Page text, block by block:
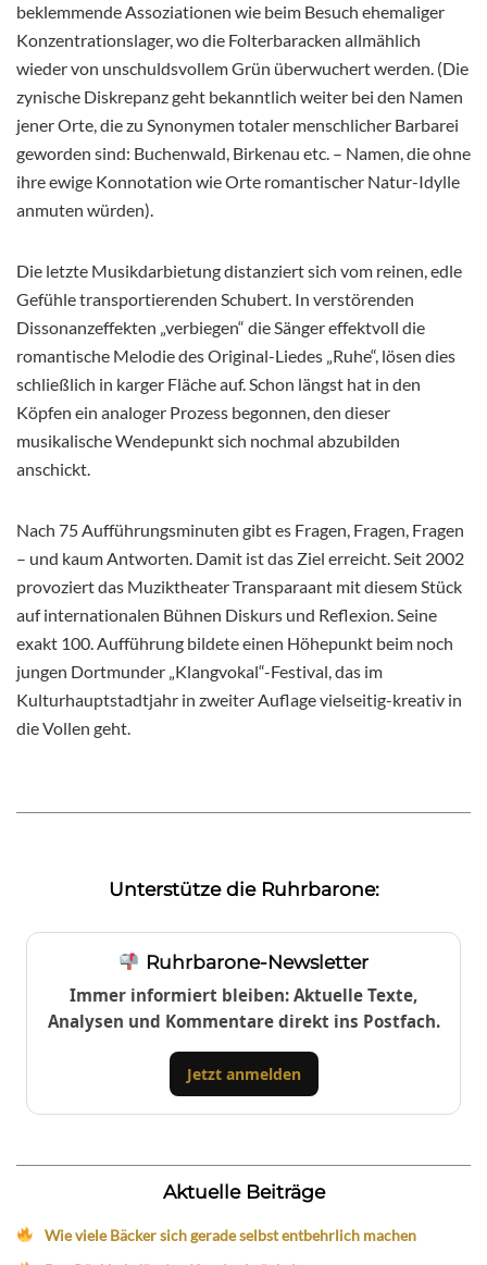
beklemmende Assoziationen wie beim Besuch ehemaliger
Konzentrationslager, wo die Folterbaracken allmählich
wieder von unschuldsvollem Grün überwuchert werden. (Die
zynische Diskrepanz geht bekanntlich weiter bei den Namen
jener Orte, die zu Synonymen totaler menschlicher Barbarei
geworden sind: Buchenwald, Birkenau etc. – Namen, die ohne
ihre ewige Konnotation wie Orte romantischer Natur-Idylle
anmuten würden).
Die letzte Musikdarbietung distanziert sich vom reinen, edle
Gefühle transportierenden Schubert. In verstörenden
Dissonanzeffekten „verbiegen“ die Sänger effektvoll die
romantische Melodie des Original-Liedes „Ruhe“, lösen dies
schließlich in karger Fläche auf. Schon längst hat in den
Köpfen ein analoger Prozess begonnen, den dieser
musikalische Wendepunkt sich nochmal abzubilden
anschickt.
Nach 75 Aufführungsminuten gibt es Fragen, Fragen, Fragen
– und kaum Antworten. Damit ist das Ziel erreicht. Seit 2002
provoziert das Muziktheater Transparaant mit diesem Stück
auf internationalen Bühnen Diskurs und Reflexion. Seine
exakt 100. Aufführung bildete einen Höhepunkt beim noch
jungen Dortmunder „Klangvokal“-Festival, das im
Kulturhauptstadtjahr in zweiter Auflage vielseitig-kreativ in
die Vollen geht.
Unterstütze die Ruhrbarone:
Ruhrbarone-Newsletter
Immer informiert bleiben: Aktuelle Texte,
Analysen und Kommentare direkt ins Postfach.
Jetzt anmelden
Aktuelle Beiträge
Wie viele Bäcker sich gerade selbst entbehrlich machen